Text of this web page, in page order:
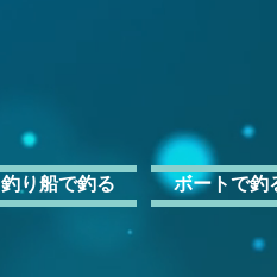
釣り船で釣る ボートで釣